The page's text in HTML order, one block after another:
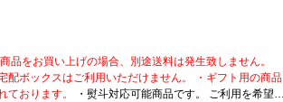
品をお買い上げの場合、別途送料は発生致しません。
配ボックスはご利用いただけません。 ・ギフト用の商品
ております。
・熨斗対応可能商品です。 ご利用を希望